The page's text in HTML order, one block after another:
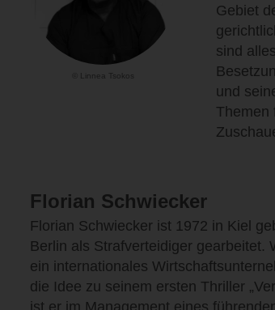
© Linnea Tsokos
Gebiet
sind
und
Themen
Florian Schwiecker
Florian Schwiecker ist 1972 in Kiel
Berlin als Strafverteidiger gearbeitet.
ein internationales
die Idee zu seinem ersten Thriller